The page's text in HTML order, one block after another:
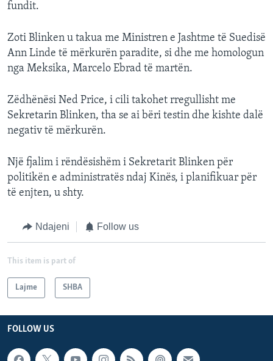
fundit.
Zoti Blinken u takua me Ministren e Jashtme të Suedisë
Ann Linde të mërkurën paradite, si dhe me homologun
nga Meksika, Marcelo Ebrad të martën.
Zëdhënësi Ned Price, i cili takohet rregullisht me
Sekretarin Blinken, tha se ai bëri testin dhe kishte dalë
negativ të mërkurën.
Një fjalim i rëndësishëm i Sekretarit Blinken për
politikën e administratës ndaj Kinës, i planifikuar për
të enjten, u shty.
Ndajeni Follow us
This item is part of
Lajme SHBA
FOLLOW US